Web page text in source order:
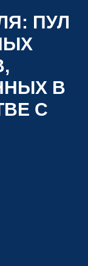
ПУЛ
В
С